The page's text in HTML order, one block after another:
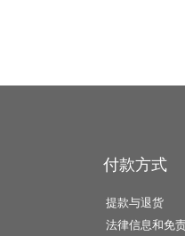
付款方式
提款与退货
法律信息和免